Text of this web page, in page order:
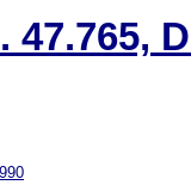
47.765,